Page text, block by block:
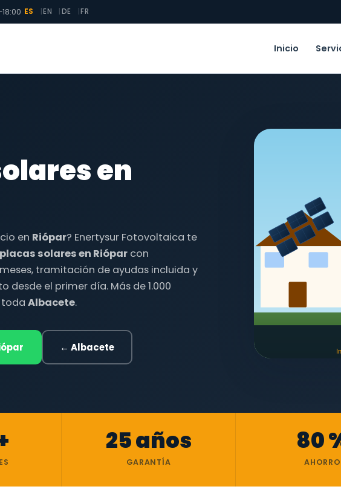
ES EN DE FR
Inicio
en
en Riópar? Enertysur Fotovoltaica te
solares en Riópar con
tramitación de ayudas incluida y
desde el primer día. Más de 1.000
toda Albacete.
← Albacete
25 años
GARANTÍA
80
AHORRO